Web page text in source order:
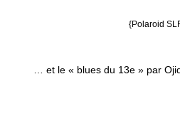
{Polaroid
… et le « blues du 13e » par